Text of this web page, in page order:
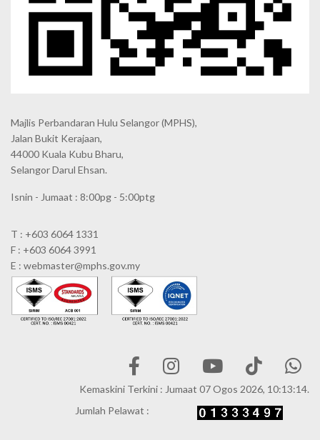
Majlis Perbandaran Hulu Selangor (MPHS),
Jalan Bukit Kerajaan,
44000 Kuala Kubu Bharu,
Selangor Darul Ehsan.
Isnin - Jumaat : 8:00pg - 5:00ptg
T : +603 6064 1331
F : +603 6064 3991
E : webmaster@mphs.gov.my
Kemaskini Terkini : Jumaat 07 Ogos 2026, 10:13:14.
Jumlah Pelawat :